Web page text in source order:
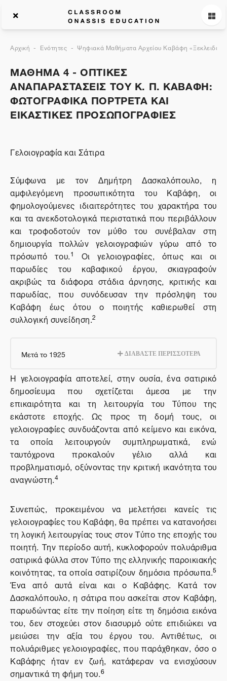
Αρχική Ενότητες Ψηφιακά Μαθήματα Αρχείου Καβάφη
ΜΑΘΗΜΑ 4 - ΟΠΤΙΚΕΣ
ΑΝΑΠΑΡΑΣΤΑΣΕΙΣ ΤΟΥ Κ. Π. ΚΑΒΑΦΗ:
ΦΩΤΟΓΡΑΦΙΚΑ ΠΟΡΤΡΕΤΑ ΚΑΙ
ΕΙΚΑΣΤΙΚΕΣ ΠΡΟΣΩΠΟΓΡΑΦΙΕΣ
Γελοιογραφία και Σάτιρα
Σύμφωνα με τον Δημήτρη Δασκαλόπουλο, η
αμφιλεγόμενη προσωπικότητα του Καβάφη, οι
φημολογούμενες ιδιαιτερότητες του χαρακτήρα του
και τα ανεκδοτολογικά περιστατικά που περιβάλλουν
και τροφοδοτούν τον μύθο του συνέβαλαν στη
δημιουργία πολλών γελοιογραφιών γύρω από το
πρόσωπό του.1
Οι γελοιογραφίες, όπως και οι
παρωδίες του καβαφικού έργου, σκιαγραφούν
ακριβώς τα διάφορα στάδια άρνησης, κριτικής και
παρωδίας, που συνόδευσαν την πρόσληψη του
Καβάφη έως ότου ο ποιητής καθιερωθεί στη
συλλογική συνείδηση.2
Μετά το 1925 ΔΙΑΒΑΣΤΕ ΠΕΡΙΣΣΟΤΕΡΑ
Η γελοιογραφία αποτελεί, στην ουσία, ένα σατιρικό
δημοσίευμα που σχετίζεται άμεσα με την
επικαιρότητα και τη λειτουργία του Τύπου της
εκάστοτε εποχής. Ως προς τη δομή τους, οι
γελοιογραφίες συνδυάζονται από κείμενο και εικόνα,
τα οποία λειτουργούν συμπληρωματικά, ενώ
ταυτόχρονα προκαλούν γέλιο αλλά και
προβληματισμό, οξύνοντας την κριτική ικανότητα του
αναγνώστη.4
Συνεπώς, προκειμένου να μελετήσει κανείς τις
γελοιογραφίες του Καβάφη, θα πρέπει να κατανοήσει
τη λογική λειτουργίας τους στον Τύπο της εποχής του
ποιητή. Την περίοδο αυτή, κυκλοφορούν πολυάριθμα
σατιρικά φύλλα στον Τύπο της ελληνικής παροικιακής
κοινότητας, τα οποία σατιρίζουν δημόσια πρόσωπα.5
Ένα από αυτά είναι και ο Καβάφης. Κατά τον
Δασκαλόπουλο, η σάτιρα που ασκείται στον Καβάφη,
παρωδώντας είτε την ποίηση είτε τη δημόσια εικόνα
του, δεν στοχεύει στον διασυρμό ούτε επιδιώκει να
μειώσει την αξία του έργου του. Αντιθέτως, οι
πολυάριθμες γελοιογραφίες, που παράχθηκαν, όσο ο
Καβάφης ήταν εν ζωή, κατάφεραν να ενισχύσουν
σημαντικά τη φήμη του.6